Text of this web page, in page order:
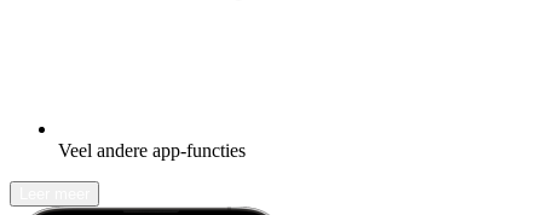
Veel andere app-functies